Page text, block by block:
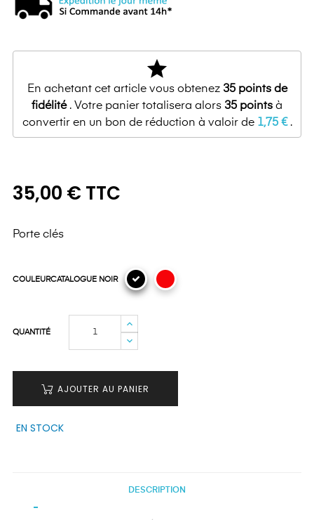
star
En achetant cet article vous obtenez 35points de
fidélité. Votre panier totalisera alors 35points à
convertir en un bon de réduction à valoir de 1,75 €.
35,00 € TTC
Porte clés
COULEURCATALOGUE NOIR
QUANTITÉ
AJOUTER AU PANIER
EN STOCK
DESCRIPTION